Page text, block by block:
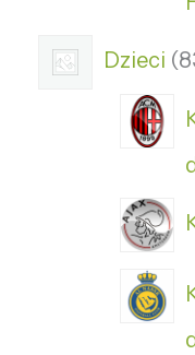
Dzieci